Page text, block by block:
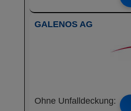
GALENOS AG
Ohne Unfalldeckung: